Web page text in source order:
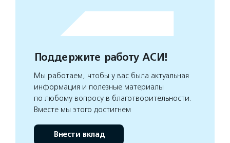
Поддержите работу АСИ!
Мы работаем, чтобы у вас была актуальная
информация и полезные материалы
по любому вопросу в благотворительности.
Вместе мы этого достигнем
Внести вклад